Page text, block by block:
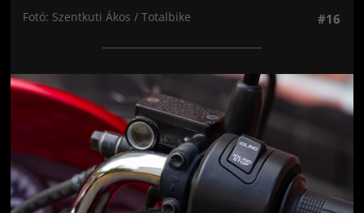
Fotó: Szentkuti Ákos / Totalbike #16
Jön még kép!